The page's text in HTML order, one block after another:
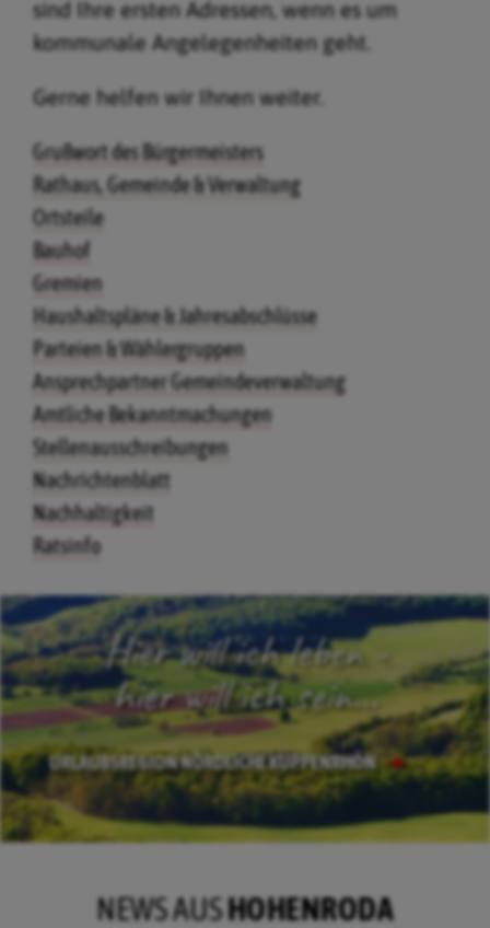
sind Ihre ersten Adressen, wenn es um
kommunale Angelegenheiten geht.
Gerne helfen wir Ihnen weiter.
Grußwort des Bürgermeisters
Rathaus, Gemeinde & Verwaltung
Ortsteile
Bauhof
Gremien
Haushaltspläne & Jahresabschlüsse
Parteien & Wählergruppen
Ansprechpartner Gemeindeverwaltung
Amtliche Bekanntmachungen
Stellenausschreibungen
Nachrichtenblatt
Nachhaltigkeit
Ratsinfo
Hier will ich leben -
hier will ich sein...
URLAUBSREGION NÖRDLICHE KUPPENRHÖN
NEWS AUSHOHENRODA